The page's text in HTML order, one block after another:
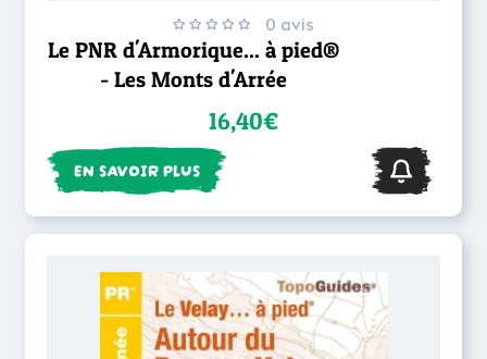
0 avis
Le PNR d'Armorique... à pied®
- Les Monts d'Arrée
16,40€
EN SAVOIR PLUS